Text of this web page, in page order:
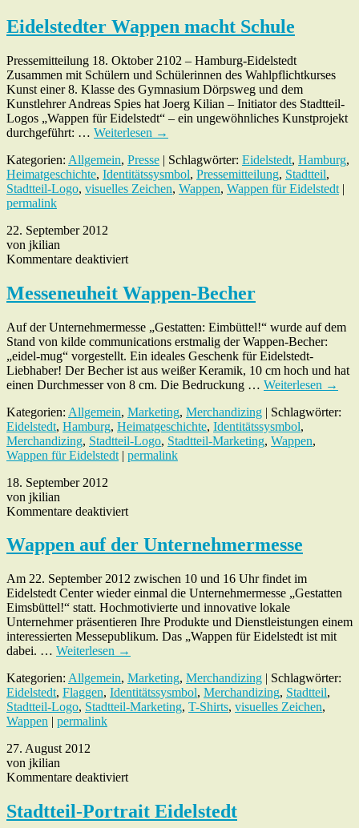
Wappen
macht
Eidelstedter Wappen macht Schule
Pressemitteilung 18. Oktober 2102 – Hamburg-Eidelstedt
Zusammen mit Schülern und Schülerinnen des Wahlpflichtkurses
Kunst einer 8. Klasse des Gymnasium Dörpsweg und dem
Kunstlehrer Andreas Spies hat Joerg Kilian – Initiator des Stadtteil-
Logos „Wappen für Eidelstedt“ – ein ungewöhnliches Kunstprojekt
durchgeführt: … Weiterlesen →
Kategorien: Allgemein, Presse | Schlagwörter: Eidelstedt, Hamburg,
Heimatgeschichte, Identitätssysmbol, Pressemitteilung, Stadtteil,
Stadtteil-Logo, visuelles Zeichen, Wappen, Wappen für Eidelstedt |
permalink
22. September 2012
von jkilian
Kommentare deaktiviertfür
Wappen-
Becher
Messeneuheit Wappen-Becher
Auf der Unternehmermesse „Gestatten: Eimbüttel!“ wurde auf dem
Stand von kilde communications erstmalig der Wappen-Becher:
„eidel-mug“ vorgestellt. Ein ideales Geschenk für Eidelstedt-
Liebhaber! Der Becher ist aus weißer Keramik, 10 cm hoch und hat
einen Durchmesser von 8 cm. Die Bedruckung … Weiterlesen →
Kategorien: Allgemein, Marketing, Merchandizing | Schlagwörter:
Eidelstedt, Hamburg, Heimatgeschichte, Identitätssysmbol,
Merchandizing, Stadtteil-Logo, Stadtteil-Marketing, Wappen,
Wappen für Eidelstedt | permalink
18. September 2012
von jkilian
Kommentare deaktiviertfür
auf
der
Wappen auf der Unternehmermesse
Am 22. September 2012 zwischen 10 und 16 Uhr findet im
Eidelstedt Center wieder einmal die Unternehmermesse „Gestatten
Eimsbüttel!“ statt. Hochmotivierte und innovative lokale
Unternehmer präsentieren Ihre Produkte und Dienstleistungen einem
interessierten Messepublikum. Das „Wappen für Eidelstedt ist mit
dabei. … Weiterlesen →
Kategorien: Allgemein, Marketing, Merchandizing | Schlagwörter:
Eidelstedt, Flaggen, Identitätssysmbol, Merchandizing, Stadtteil,
Stadtteil-Logo, Stadtteil-Marketing, T-Shirts, visuelles Zeichen,
Wappen | permalink
27. August 2012
von jkilian
Kommentare deaktiviertfür
Portrait
Eidelstedt
Stadtteil-Portrait Eidelstedt